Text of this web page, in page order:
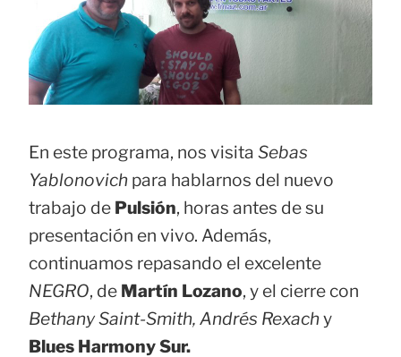
En este programa, nos visita Sebas
Yablonovich para hablarnos del nuevo
trabajo de Pulsión, horas antes de su
presentación en vivo. Además,
continuamos repasando el excelente
NEGRO, de Martín Lozano, y el cierre con
Bethany Saint-Smith, Andrés Rexachy
Blues Harmony Sur.